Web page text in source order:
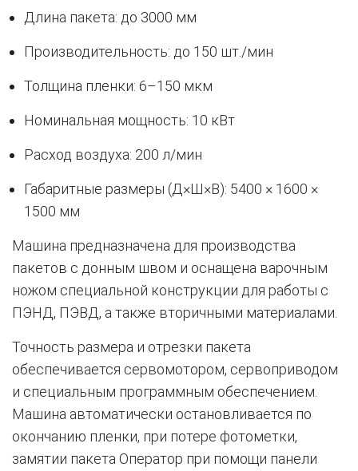
Длина пакета: до 3000 мм
Производительность: до 150 шт./мин
Толщина пленки: 6–150 мкм
Номинальная мощность: 10 кВт
Расход воздуха: 200 л/мин
Габаритные размеры (Д×Ш×В): 5400 × 1600 ×
1500 мм
Машина предназначена для производства
пакетов с донным швом и оснащена варочным
ножом специальной конструкции для работы с
ПЭНД, ПЭВД, а также вторичными материалами.
Точность размера и отрезки пакета
обеспечивается сервомотором, сервоприводом
и специальным программным обеспечением.
Машина автоматически остановливается по
окончанию пленки, при потере фотометки,
замятии пакета Оператор при помощи панели